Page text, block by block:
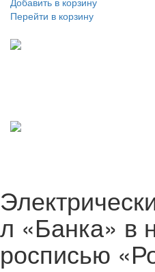
Перейти в корзину
л «Банка» в
росписью